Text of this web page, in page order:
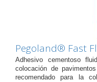
Pegoland® Fast
Adhesivo cementoso
colocación de
recomendado para la